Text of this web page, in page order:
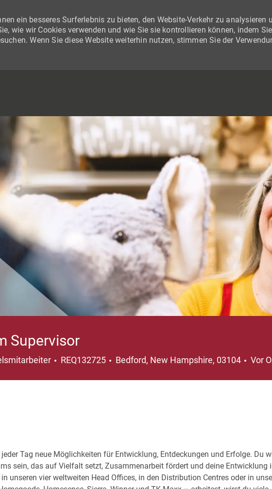
ein besseres Surferlebnis zu bieten, den Website-Verkehr zu analysieren
wie wir Cookies verwenden und wie Sie sie kontrollieren können, indem
Wenn Sie diese Website weiterhin nutzen, stimmen Sie der
Supervisor
REQ132725 Ort
Bedford, New Hampshire, 03104 Vor
Tag neue Möglichkeiten für Entwicklung, Entdeckungen und Erfolge. Du
sein, das auf Vielfalt setzt, Zusammenarbeit fördert und deine Entwicklung
unseren vier weltweiten Head Offices, in den Distribution Centres oder in